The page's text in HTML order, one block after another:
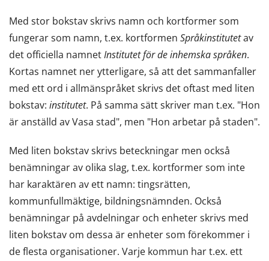
Med stor bokstav skrivs namn och kortformer som
fungerar som namn, t.ex. kortformen Språkinstitutetav
det officiella namnetInstitutet för de inhemska språken.
Kortas namnet ner ytterligare, så att det sammanfaller
med ett ord i allmänspråket skrivs det oftast med liten
bokstav: institutet. På samma sätt skriver man t.ex. "Hon
är anställd av Vasa stad", men "Hon arbetar på staden".
Med liten bokstav skrivs beteckningar men också
benämningar av olika slag, t.ex. kortformer som inte
har karaktären av ett namn: tingsrätten,
kommunfullmäktige, bildningsnämnden. Också
benämningar på avdelningar och enheter skrivs med
liten bokstav om dessa är enheter som förekommer i
de flesta organisationer. Varje kommun har t.ex. ett